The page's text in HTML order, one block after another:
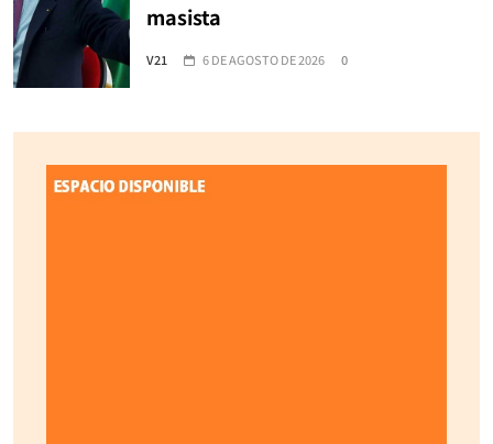
masista
V21 6 DE AGOSTO DE 2026 0